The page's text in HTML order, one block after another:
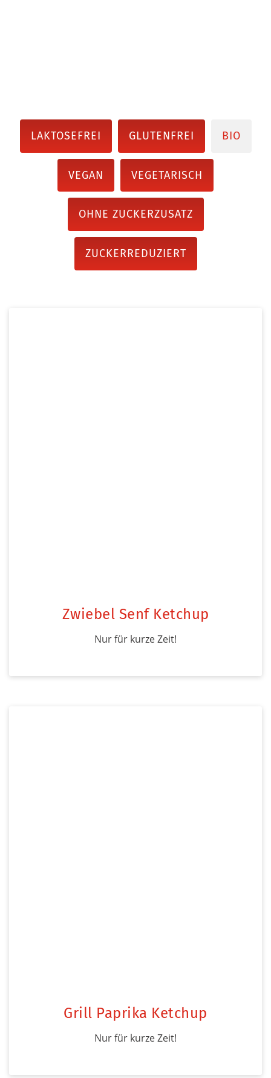
LAKTOSEFREI GLUTENFREI BIO
VEGAN VEGETARISCH
OHNE ZUCKERZUSATZ
ZUCKERREDUZIERT
Zwiebel Senf Ketchup
Nur für kurze Zeit!
Grill Paprika Ketchup
Nur für kurze Zeit!